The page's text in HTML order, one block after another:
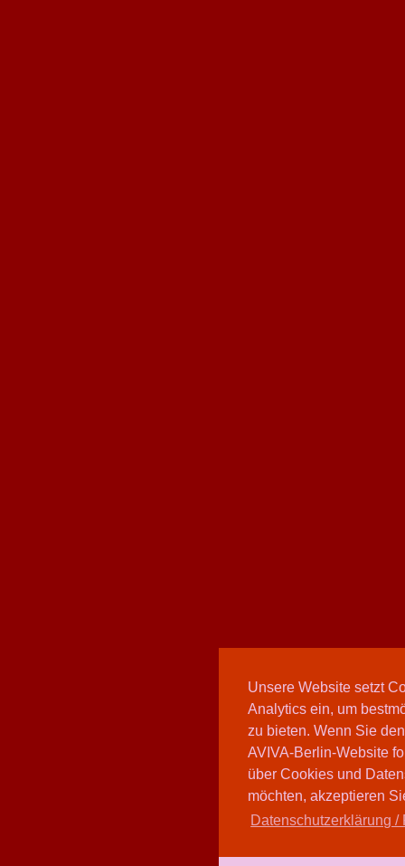
Unsere Website setzt
Analytics ein, um
zu bieten. Wenn Sie
AVIVA-Berlin-Website
über Cookies und
möchten, akzeptieren
Datenschutzerklärung /